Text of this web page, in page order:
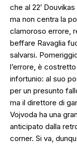
che al 22′
ma non centra la
clamoroso errore,
beffare Ravaglia
salvarsi.
l’errore, è
infortunio: al suo
per un presunto
ma il direttore di
Vojvoda ha una
anticipato dalla
corner. Si va,